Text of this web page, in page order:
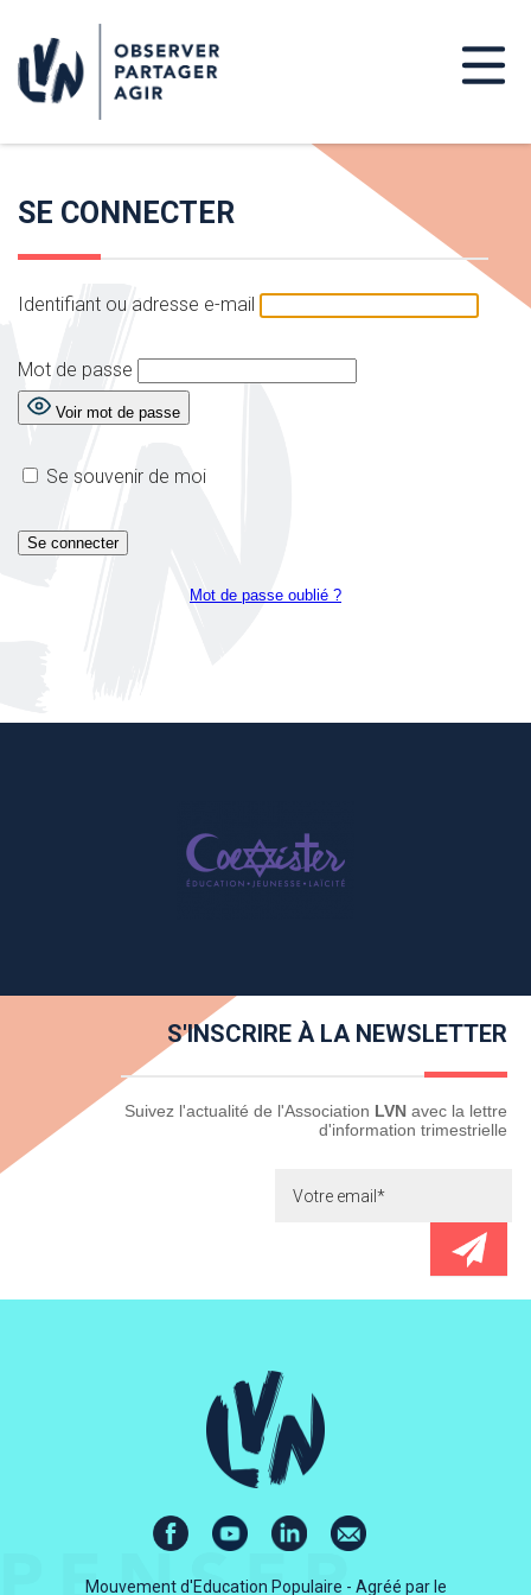
SE CONNECTER
Identifiant ou adresse e-mail
Mot de passe
Voir mot de passe
Se souvenir de moi
Mot de passe oublié ?
S'INSCRIRE À LA NEWSLETTER
Newsletter Suivez l'actualité de l'Association LVN avec la lettre
d'information trimestrielle
Mouvement d'Education Populaire - Agréé par le